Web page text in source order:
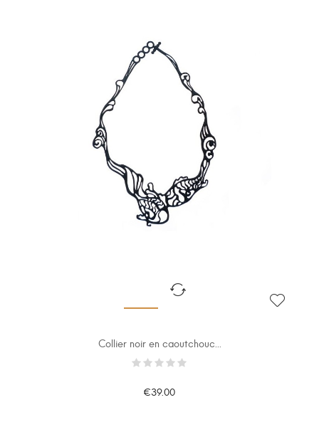
Collier noir en caoutchouc...
€39.00